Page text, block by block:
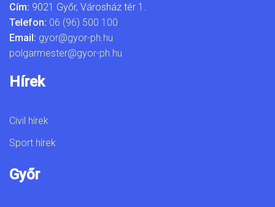
Cím: 9021 Győr, Városház tér 1.
Telefon: 06 (96) 500 100
Email: gyor@gyor-ph.hu
polgarmester@gyor-ph.hu
Hírek
Civil hírek
Sport hírek
Győr